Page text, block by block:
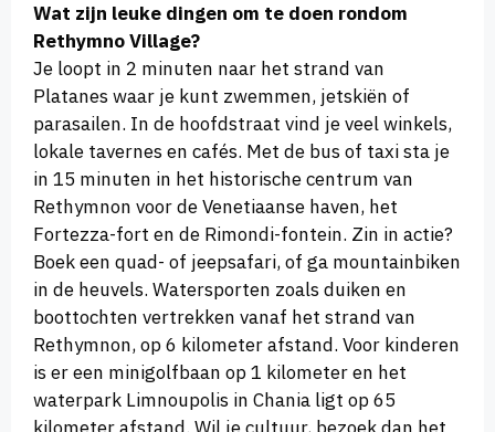
Wat zijn leuke dingen om te doen rondom
Rethymno Village?
Je loopt in 2 minuten naar het strand van
Platanes waar je kunt zwemmen, jetskiën of
parasailen. In de hoofdstraat vind je veel winkels,
lokale tavernes en cafés. Met de bus of taxi sta je
in 15 minuten in het historische centrum van
Rethymnon voor de Venetiaanse haven, het
Fortezza-fort en de Rimondi-fontein. Zin in actie?
Boek een quad- of jeepsafari, of ga mountainbiken
in de heuvels. Watersporten zoals duiken en
boottochten vertrekken vanaf het strand van
Rethymnon, op 6 kilometer afstand. Voor kinderen
is er een minigolfbaan op 1 kilometer en het
waterpark Limnoupolis in Chania ligt op 65